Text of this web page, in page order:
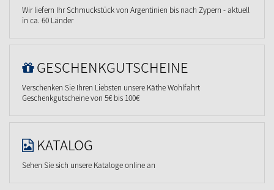
Wir liefern Ihr Schmuckstück von Argentinien bis nach Zypern - aktuell
in ca. 60 Länder
GESCHENKGUTSCHEINE
Verschenken Sie Ihren Liebsten unsere Käthe Wohlfahrt
Geschenkgutscheine von 5€ bis 100€
KATALOG
Sehen Sie sich unsere Kataloge online an